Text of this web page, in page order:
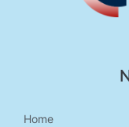
Home